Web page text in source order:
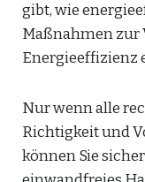
gibt, wie
Maßnahmen zur
Energieeffizienz
Nur wenn alle
Richtigkeit und
können Sie